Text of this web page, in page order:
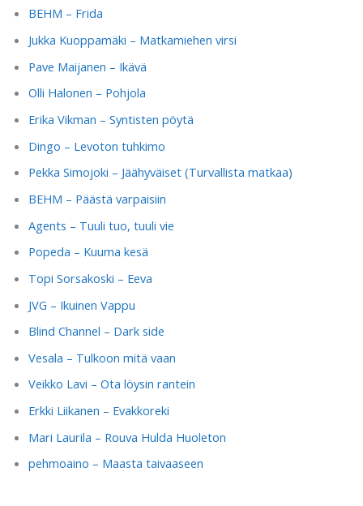
BEHM – Frida
Jukka Kuoppamäki – Matkamiehen virsi
Pave Maijanen – Ikävä
Olli Halonen – Pohjola
Erika Vikman – Syntisten pöytä
Dingo – Levoton tuhkimo
Pekka Simojoki – Jäähyväiset (Turvallista matkaa)
BEHM – Päästä varpaisiin
Agents – Tuuli tuo, tuuli vie
Popeda – Kuuma kesä
Topi Sorsakoski – Eeva
JVG – Ikuinen Vappu
Blind Channel – Dark side
Vesala – Tulkoon mitä vaan
Veikko Lavi – Ota löysin rantein
Erkki Liikanen – Evakkoreki
Mari Laurila – Rouva Hulda Huoleton
pehmoaino – Maasta taivaaseen